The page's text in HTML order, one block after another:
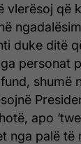
vlerësoj që
duke ditë
personat
shumë
apo
nga palë të